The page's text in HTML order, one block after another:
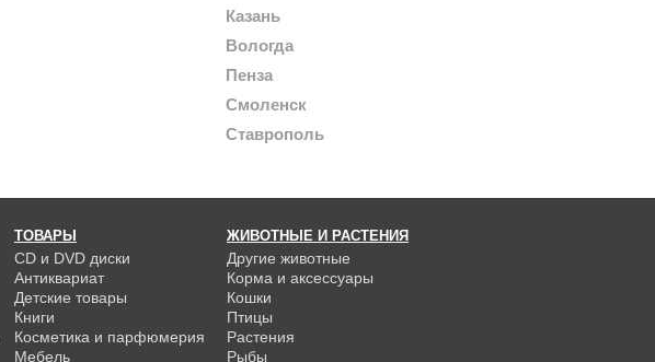
Казань
Вологда
Пенза
Смоленск
Ставрополь
ТОВАРЫ
CD и DVD диски
Антиквариат
Детские товары
Книги
Косметика и парфюмерия
Мебель
ЖИВОТНЫЕ И РАСТЕНИЯ
Другие животные
Корма и аксессуары
Кошки
Птицы
Растения
Рыбы